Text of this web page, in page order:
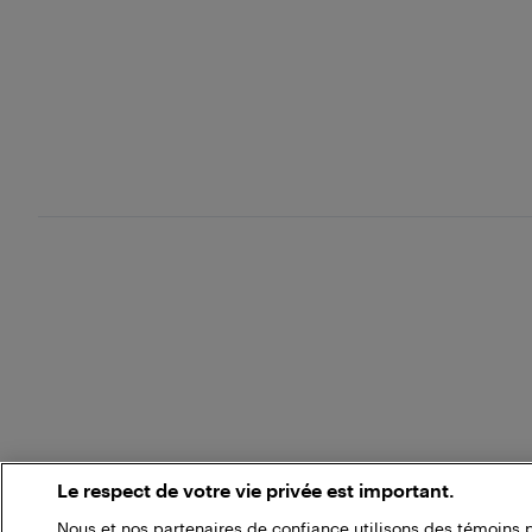
Le respect de votre vie privée est important.
Nous et nos partenaires de confiance utilisons des